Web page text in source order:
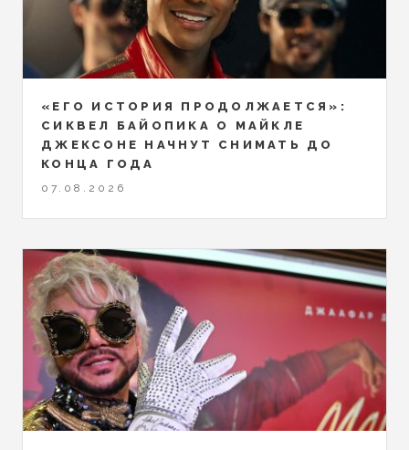
«ЕГО ИСТОРИЯ ПРОДОЛЖАЕТСЯ»:
СИКВЕЛ БАЙОПИКА О МАЙКЛЕ
ДЖЕКСОНЕ НАЧНУТ СНИМАТЬ ДО
КОНЦА ГОДА
07.08.2026